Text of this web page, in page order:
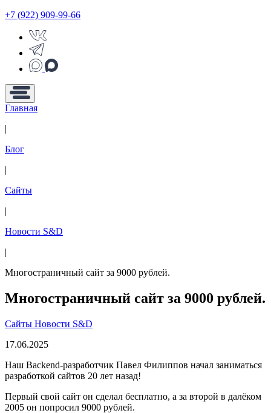
+7 (922) 909-99-66
Главная
|
Блог
|
Сайты
|
Новости S&D
|
Многостраничный сайт за 9000 рублей.
Многостраничный сайт за 9000 рублей.
Сайты Новости S&D
17.06.2025
Наш Backend-разработчик Павел Филиппов начал заниматься
разработкой сайтов 20 лет назад!
Первый свой сайт он сделал бесплатно, а за второй в далёком
2005 он попросил 9000 рублей.